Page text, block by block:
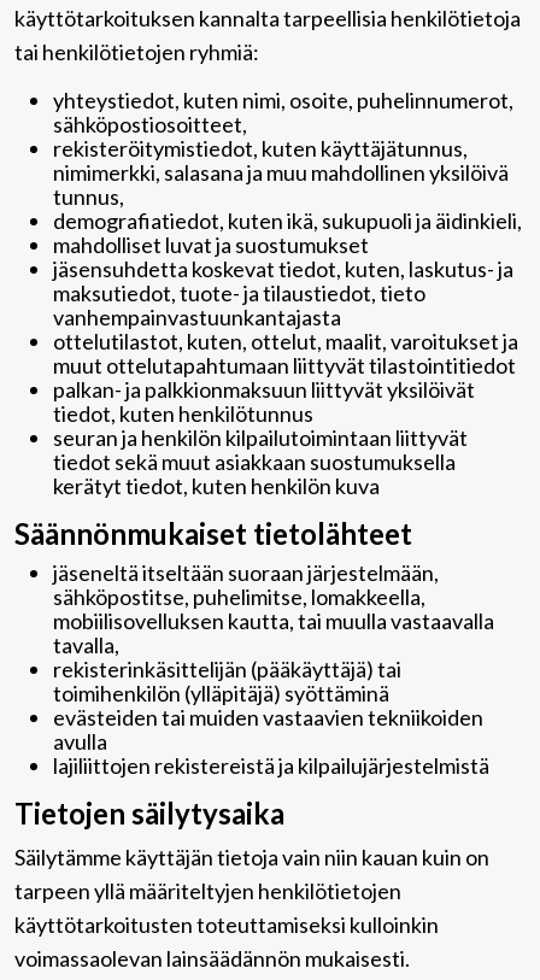
käyttötarkoituksen kannalta tarpeellisia henkilötietoja
tai henkilötietojen ryhmiä:
yhteystiedot, kuten nimi, osoite, puhelinnumerot,
sähköpostiosoitteet,
rekisteröitymistiedot, kuten käyttäjätunnus,
nimimerkki, salasana ja muu mahdollinen yksilöivä
tunnus,
demografiatiedot, kuten ikä, sukupuoli ja äidinkieli,
mahdolliset luvat ja suostumukset
jäsensuhdetta koskevat tiedot, kuten, laskutus- ja
maksutiedot, tuote- ja tilaustiedot, tieto
vanhempainvastuunkantajasta
ottelutilastot, kuten, ottelut, maalit, varoitukset ja
muut ottelutapahtumaan liittyvät tilastointitiedot
palkan- ja palkkionmaksuun liittyvät yksilöivät
tiedot, kuten henkilötunnus
seuran ja henkilön kilpailutoimintaan liittyvät
tiedot sekä muut asiakkaan suostumuksella
kerätyt tiedot, kuten henkilön kuva
Säännönmukaiset tietolähteet
jäseneltä itseltään suoraan järjestelmään,
sähköpostitse, puhelimitse, lomakkeella,
mobiilisovelluksen kautta, tai muulla vastaavalla
tavalla,
rekisterinkäsittelijän (pääkäyttäjä) tai
toimihenkilön (ylläpitäjä) syöttäminä
evästeiden tai muiden vastaavien tekniikoiden
avulla
lajiliittojen rekistereistä ja kilpailujärjestelmistä
Tietojen säilytysaika
Säilytämme käyttäjän tietoja vain niin kauan kuin on
tarpeen yllä määriteltyjen henkilötietojen
käyttötarkoitusten toteuttamiseksi kulloinkin
voimassaolevan lainsäädännön mukaisesti.